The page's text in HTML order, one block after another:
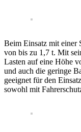
Beim Einsatz mit einer
von bis zu 1,7 t. Mit
Lasten auf eine Höhe
und auch die geringe
geeignet für den
sowohl mit